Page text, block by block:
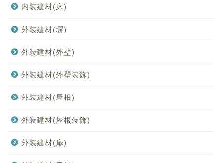
内装建材(床)
外装建材(塀)
外装建材(外壁)
外装建材(外壁装飾)
外装建材(屋根)
外装建材(屋根装飾)
外装建材(扉)